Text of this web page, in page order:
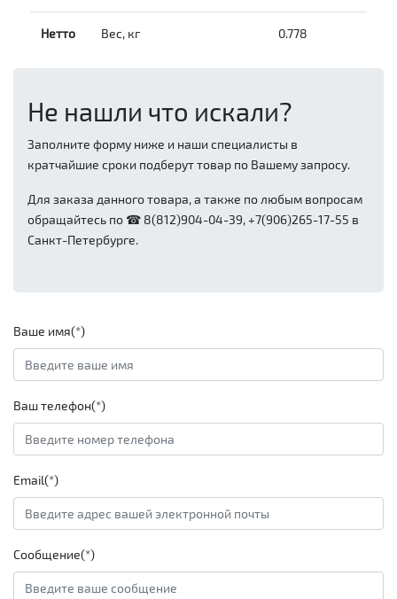
Нетто Вес, кг 0.778
Не нашли что искали?
Заполните форму ниже и наши специалисты в
кратчайшие сроки подберут товар по Вашему запросу.
Для заказа данного товара, а также по любым вопросам
обращайтесь по ☎ 8(812)904-04-39, +7(906)265-17-55 в
Санкт-Петербурге.
Ваше имя(*)
Ваш телефон(*)
Email(*)
Сообщение(*)